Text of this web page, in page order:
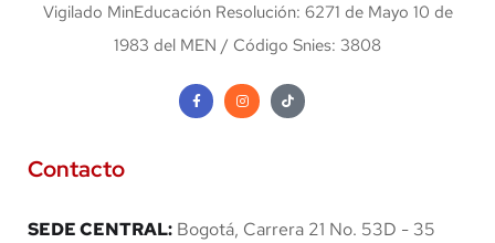
Vigilado MinEducación Resolución: 6271 de Mayo 10 de
1983 del MEN / Código Snies: 3808
Contacto
SEDE CENTRAL: Bogotá, Carrera 21 No. 53D - 35